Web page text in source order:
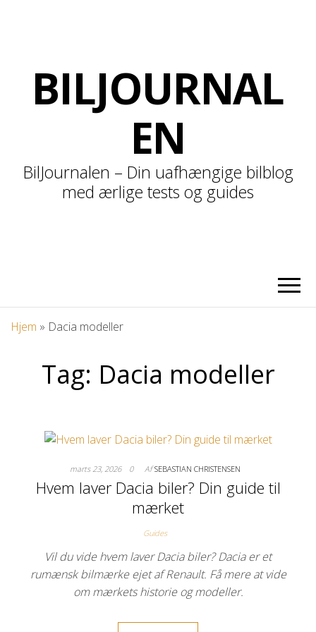
BILJOURNAL
EN
BilJournalen – Din uafhængige bilblog
med ærlige tests og guides
Hjem » Dacia modeller
Tag: Dacia modeller
marts 23, 2026 0 Af SEBASTIAN CHRISTENSEN
Hvem laver Dacia biler? Din guide til
mærket
Guides
Vil du vide hvem laver Dacia biler? Dacia er et
rumænsk bilmærke ejet af Renault. Få mere at vide
om mærkets historie og modeller.